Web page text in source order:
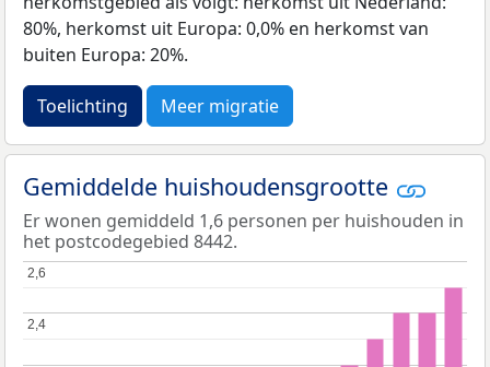
80%, herkomst uit Europa: 0,0% en herkomst van
buiten Europa: 20%.
Toelichting Meer migratie
Gemiddelde huishoudensgrootte
Er wonen gemiddeld 1,6 personen per huishouden in
het postcodegebied 8442.
2,4
2,4
2,6
2,6